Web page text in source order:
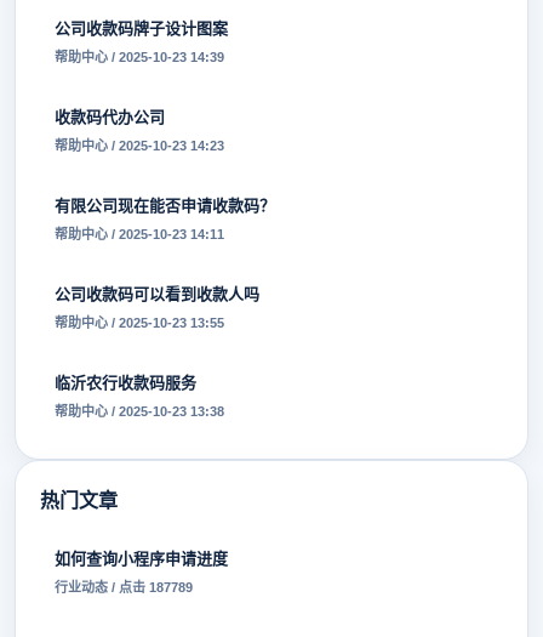
公司收款码牌子设计图案
帮助中心 / 2025-10-23 14:39
收款码代办公司
帮助中心 / 2025-10-23 14:23
有限公司现在能否申请收款码？
帮助中心 / 2025-10-23 14:11
公司收款码可以看到收款人吗
帮助中心 / 2025-10-23 13:55
临沂农行收款码服务
帮助中心 / 2025-10-23 13:38
热门文章
如何查询小程序申请进度
行业动态 / 点击 187789